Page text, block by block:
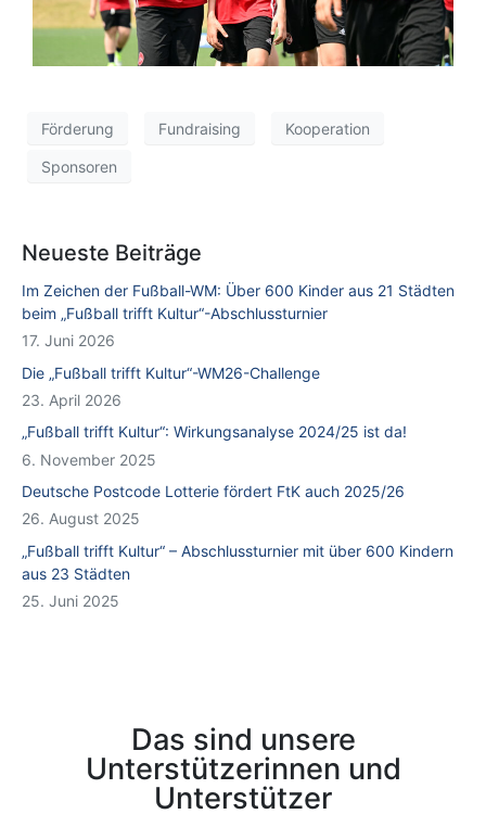
Förderung Fundraising Kooperation
Sponsoren
Neueste Beiträge
Im Zeichen der Fußball-WM: Über 600 Kinder aus 21 Städten
beim „Fußball trifft Kultur“-Abschlussturnier
17. Juni 2026
Die „Fußball trifft Kultur“-WM26-Challenge
23. April 2026
„Fußball trifft Kultur“: Wirkungsanalyse 2024/25 ist da!
6. November 2025
Deutsche Postcode Lotterie fördert FtK auch 2025/26
26. August 2025
„Fußball trifft Kultur“ – Abschlussturnier mit über 600 Kindern
aus 23 Städten
25. Juni 2025
Das sind unsere
Unterstützerinnen und
Unterstützer